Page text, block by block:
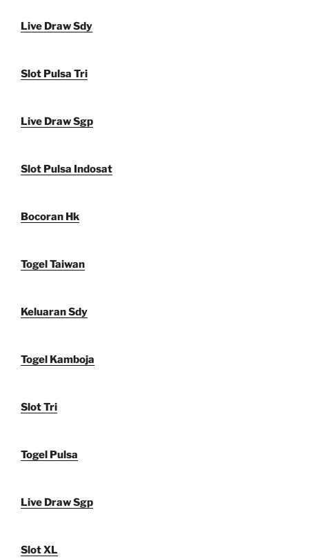
Live Draw Sdy
Slot Pulsa Tri
Live Draw Sgp
Slot Pulsa Indosat
Bocoran Hk
Togel Taiwan
Keluaran Sdy
Togel Kamboja
Slot Tri
Togel Pulsa
Live Draw Sgp
Slot XL